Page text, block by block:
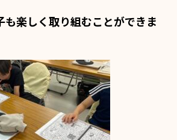
も楽しく取り組むことができま